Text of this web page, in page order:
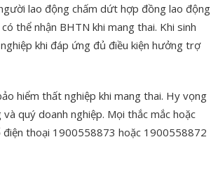
lao động chấm dứt hợp đồng lao động
thể nhận BHTN khi mang thai. Khi sinh
khi đáp ứng đủ điều kiện hưởng trợ
hiểm thất nghiệp khi mang thai. Hy vọng
quý doanh nghiệp. Mọi thắc mắc hoặc
thoại 1900558873 hoặc 1900558872